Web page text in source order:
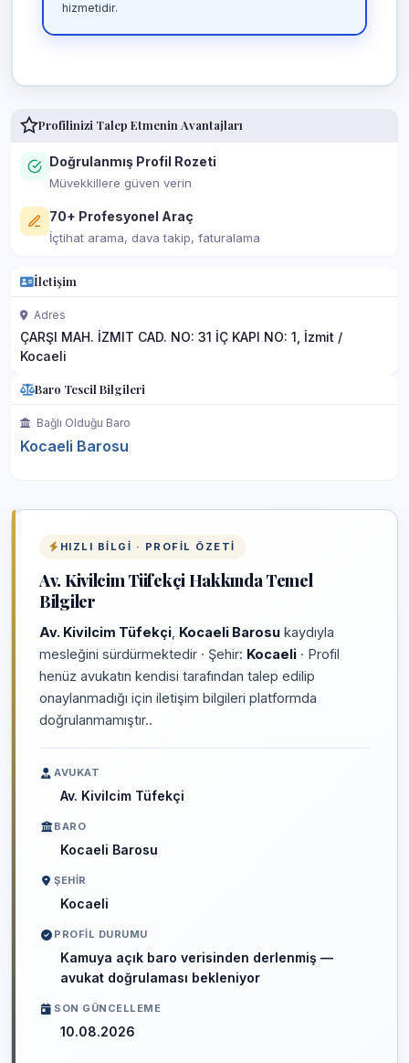
hizmetidir.
Profilinizi Talep Etmenin Avantajları
Doğrulanmış Profil Rozeti
Müvekkillere güven verin
70+ Profesyonel Araç
İçtihat arama, dava takip, faturalama
İletişim
Adres
ÇARŞI MAH. İZMIT CAD. NO: 31 İÇ KAPI NO: 1, İzmit /
Kocaeli
Baro Tescil Bilgileri
Bağlı Olduğu Baro
Kocaeli Barosu
HIZLI BILGI · PROFIL ÖZETI
Av. Kivilcim Tüfekçi Hakkında Temel
Bilgiler
Av. Kivilcim Tüfekçi Kocaeli Barosu kaydıyla
mesleğini sürdürmektedir · Şehir: Kocaeli · Profil
henüz avukatın kendisi tarafından talep edilip
onaylanmadığı için iletişim bilgileri platformda
doğrulanmamıştır..
AVUKAT
Av. Kivilcim Tüfekçi
BARO
Kocaeli Barosu
ŞEHIR
Kocaeli
PROFIL DURUMU
Kamuya açık baro verisinden derlenmiş —
avukat doğrulaması bekleniyor
SON GÜNCELLEME
10.08.2026